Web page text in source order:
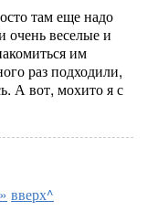
там еще надо
очень веселые и
им
раз подходили,
А вот, мохито я с
вверх^